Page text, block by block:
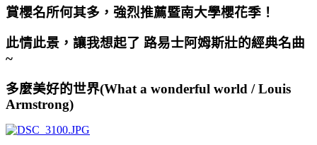
賞櫻名所何其多，強烈推薦暨南大學櫻花季！
此情此景，讓我想起了 路易士阿姆斯壯的經典名曲
~
多麼美好的世界(What a wonderful world / Louis
Armstrong)